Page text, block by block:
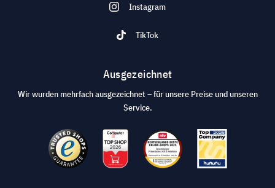
Instagram
TikTok
Ausgezeichnet
Wir wurden mehrfach ausgezeichnet – für unsere Preise und unseren
Service.